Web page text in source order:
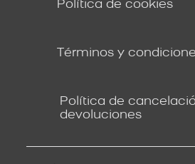
Política de cookies
Términos y
Política de
devoluciones